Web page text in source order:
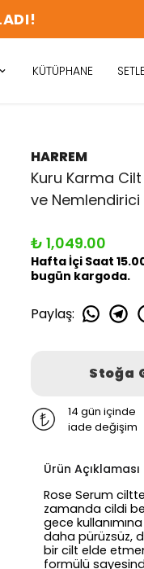
KÜTÜPHANE
HARREM
Kuru Karma Cilt
ve Nemlendirici
₺ 1,049.00
Hafta İçi Saat
bugün kargoda.
Paylaş:
Stoğa
14 gün içinde
iade değişim
Ürün Açıklaması
Rose Serum
zamanda cildi
gece
daha pürüzsüz,
bir cilt elde
formülü